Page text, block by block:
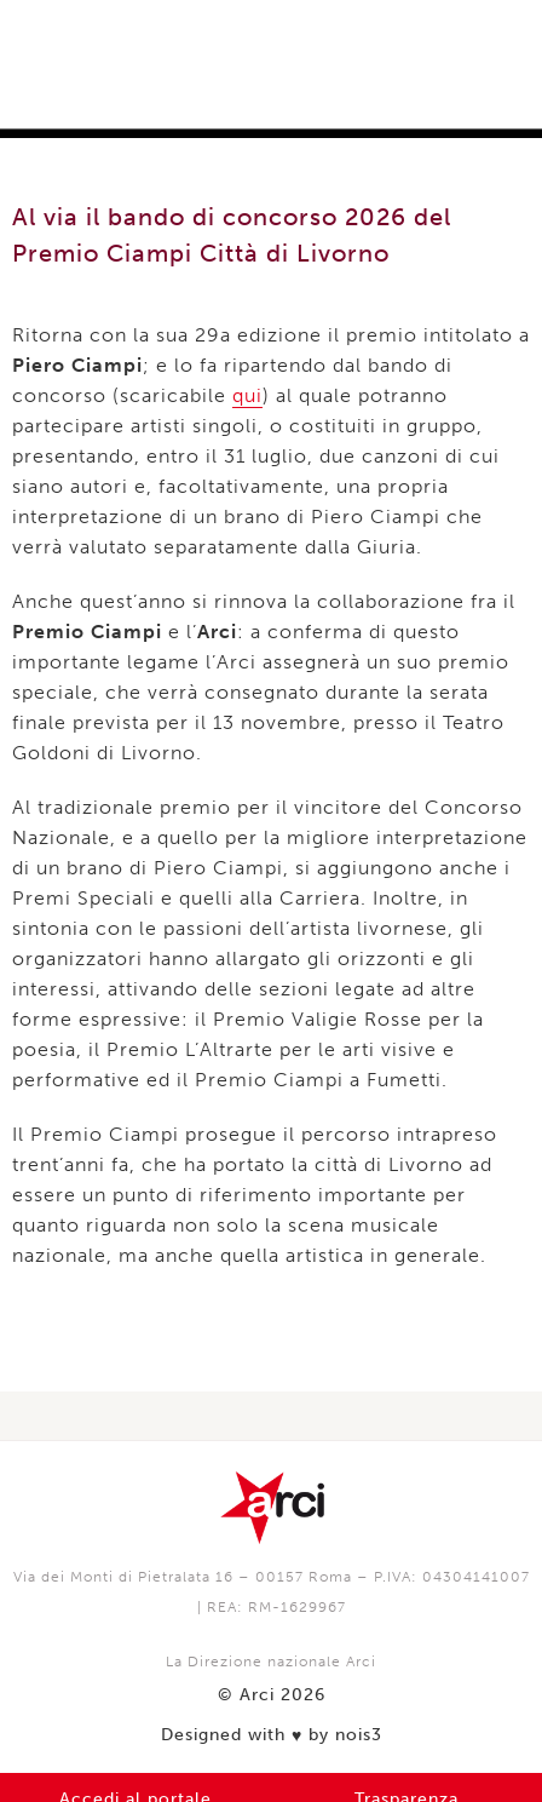
Al via il bando di concorso 2026 del
Premio Ciampi Città di Livorno
Ritorna con la sua 29a edizione il premio intitolato a
Piero Ciampi; e lo fa ripartendo dal bando di
concorso (scaricabile qui) al quale potranno
partecipare artisti singoli, o costituiti in gruppo,
presentando, entro il 31 luglio, due canzoni di cui
siano autori e, facoltativamente, una propria
interpretazione di un brano di Piero Ciampi che
verrà valutato separatamente dalla Giuria.
Anche quest’anno si rinnova la collaborazione fra il
Premio Ciampi e l’Arci: a conferma di questo
importante legame l’Arci assegnerà un suo premio
speciale, che verrà consegnato durante la serata
finale prevista per il 13 novembre, presso il Teatro
Goldoni di Livorno.
Al tradizionale premio per il vincitore del Concorso
Nazionale, e a quello per la migliore interpretazione
di un brano di Piero Ciampi, si aggiungono anche i
Premi Speciali e quelli alla Carriera. Inoltre, in
sintonia con le passioni dell’artista livornese, gli
organizzatori hanno allargato gli orizzonti e gli
interessi, attivando delle sezioni legate ad altre
forme espressive: il Premio Valigie Rosse per la
poesia, il Premio L’Altrarte per le arti visive e
performative ed il Premio Ciampi a Fumetti.
Il Premio Ciampi prosegue il percorso intrapreso
trent’anni fa, che ha portato la città di Livorno ad
essere un punto di riferimento importante per
quanto riguarda non solo la scena musicale
nazionale, ma anche quella artistica in generale.
Via dei Monti di Pietralata 16 – 00157 Roma – P.IVA: 04304141007
| REA: RM-1629967
La Direzione nazionale Arci
© Arci 2026
Designed with ♥️ by nois3